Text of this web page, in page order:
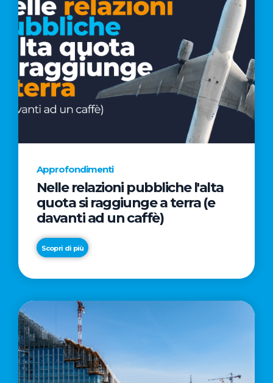
Approfondimenti
Nelle relazioni pubbliche l'alta
quota si raggiunge a terra (e
davanti ad un caffè)
Scopri di più